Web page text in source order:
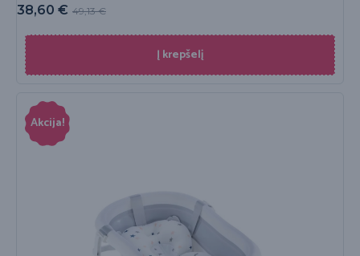
49,13€
38,60 €
Į krepšelį
Akcija!